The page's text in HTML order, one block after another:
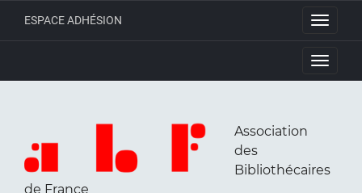
Toggle
ESPACE ADHÉSION
Toggle
Association
des
Bibliothécaires
de France